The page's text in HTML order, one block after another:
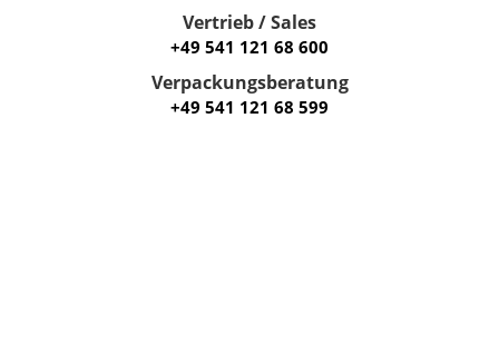
Vertrieb / Sales
+49 541 121 68 600
Verpackungsberatung
+49 541 121 68 599